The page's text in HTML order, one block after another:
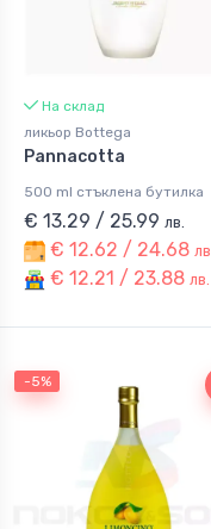
На склад
ликьор Bottega
Pannacotta
500 ml стъклена бутилка
€ 13.29 / 25.99 лв.
€ 12.62 / 24.68 лв.
€ 12.21 / 23.88 лв.
-5%